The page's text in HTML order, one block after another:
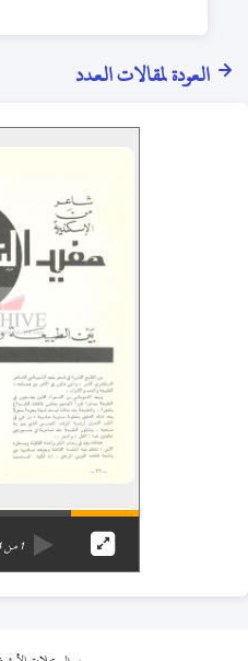
العودة لمقالات العدد
1من